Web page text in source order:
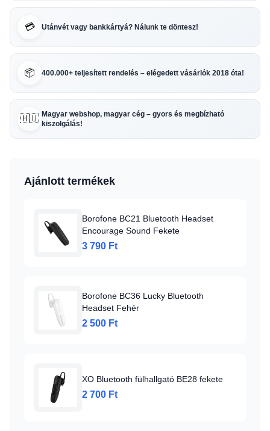
💳 Utánvét vagy bankkártyá? Nálunk te döntesz!
📦 400.000+ teljesített rendelés – elégedett vásárlók 2018 óta!
🇭🇺 Magyar webshop, magyar cég – gyors és megbízható
kiszolgálás!
Ajánlott termékek
Borofone BC21 Bluetooth Headset
Encourage Sound Fekete
3 790 Ft
Borofone BC36 Lucky Bluetooth
Headset Fehér
2 500 Ft
XO Bluetooth fülhallgató BE28 fekete
2 700 Ft